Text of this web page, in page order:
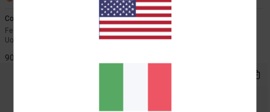
Cobra Emire
Felpa con cappuccio e zip Marrone
Uomo
90,00 €
Scorpo
Felpa con cappuccio e zip Blu
Uomo